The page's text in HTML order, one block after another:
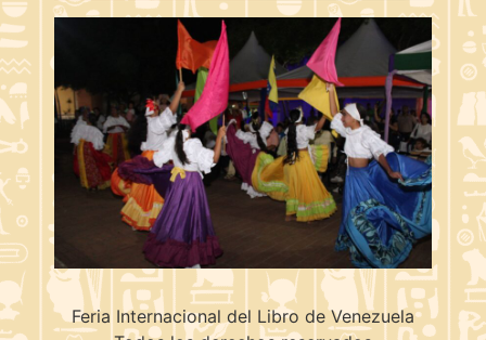
Feria Internacional del Libro de Venezuela